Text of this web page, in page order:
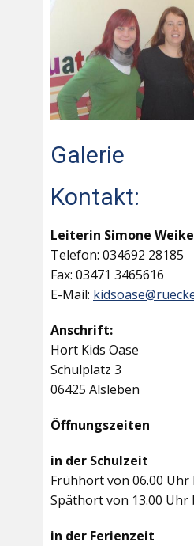
Galerie
Kontakt:
Leiterin Simone
Telefon: 034692 28185
Fax: 03471 3465616
E-Mail:
Anschrift:
Hort Kids Oase
Schulplatz 3
06425 Alsleben
Öffnungszeiten
in der Schulzeit
Frühhort von 06.00 Uhr
Späthort von 13.00 Uhr
in der Ferienzeit